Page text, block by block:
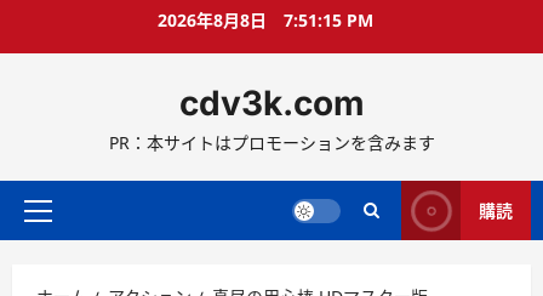
ス
ッ
2026年8月8日 7:51:16 PM
cdv3k.com
PR：本サイトはプロモーションを含みます
メ
購読